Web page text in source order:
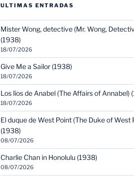
ULTIMAS ENTRADAS
Mister Wong, detective (Mr. Wong,
(1938)
18/07/2026
Give Me a Sailor (1938)
18/07/2026
Los líos de Anabel (The Affairs of Annabel)
18/07/2026
El duque de West Point (The Duke of West
(1938)
08/07/2026
Charlie Chan in Honolulu (1938)
08/07/2026